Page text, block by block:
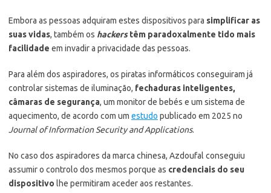
Embora as pessoas adquiram estes dispositivos para simplificar as
suas vidas, também os hackerstêm paradoxalmente tido mais
facilidade em invadir a privacidade das pessoas.
Para além dos aspiradores, os piratas informáticos conseguiram já
controlar sistemas de iluminação, fechaduras inteligentes,
câmaras de segurança, um monitor de bebés e um sistema de
aquecimento, de acordo com um estudo publicado em 2025 no
Journal of Information Security and Applications.
No caso dos aspiradores da marca chinesa, Azdoufal conseguiu
assumir o controlo dos mesmos porque as credenciais do seu
dispositivo lhe permitiram aceder aos restantes.